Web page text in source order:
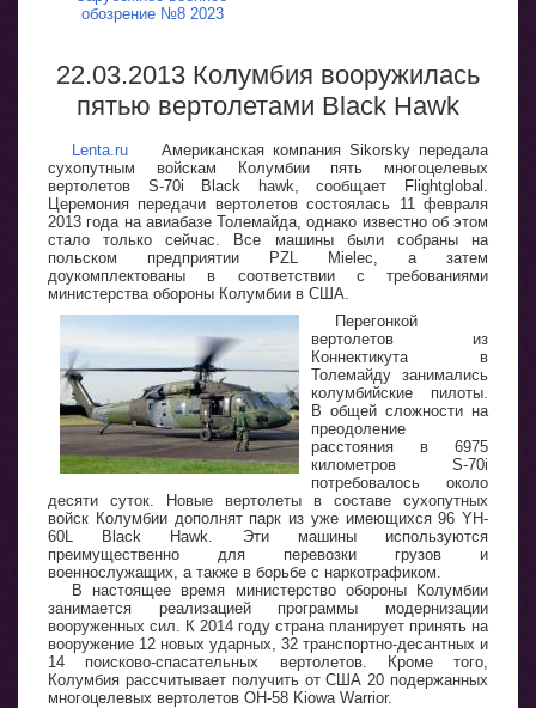
обозрение №8 2023
22.03.2013 Колумбия вооружилась
пятью вертолетами Black Hawk
Lenta.ru Американская компания Sikorsky передала
сухопутным войскам Колумбии пять многоцелевых
вертолетов S-70i Black hawk, сообщает Flightglobal.
Церемония передачи вертолетов состоялась 11 февраля
2013 года на авиабазе Толемайда, однако известно об этом
стало только сейчас. Все машины были собраны на
польском предприятии PZL Mielec, а затем
доукомплектованы в соответствии с требованиями
министерства обороны Колумбии в США.
Перегонкой
вертолетов из
Коннектикута в
Толемайду занимались
колумбийские пилоты.
В общей сложности на
преодоление
расстояния в 6975
километров S-70i
потребовалось около
десяти суток. Новые вертолеты в составе сухопутных
войск Колумбии дополнят парк из уже имеющихся 96 YH-
60L Black Hawk. Эти машины используются
преимущественно для перевозки грузов и
военнослужащих, а также в борьбе с наркотрафиком.
В настоящее время министерство обороны Колумбии
занимается реализацией программы модернизации
вооруженных сил. К 2014 году страна планирует принять на
вооружение 12 новых ударных, 32 транспортно-десантных и
14 поисково-спасательных вертолетов. Кроме того,
Колумбия рассчитывает получить от США 20 подержанных
многоцелевых вертолетов OH-58 Kiowa Warrior.